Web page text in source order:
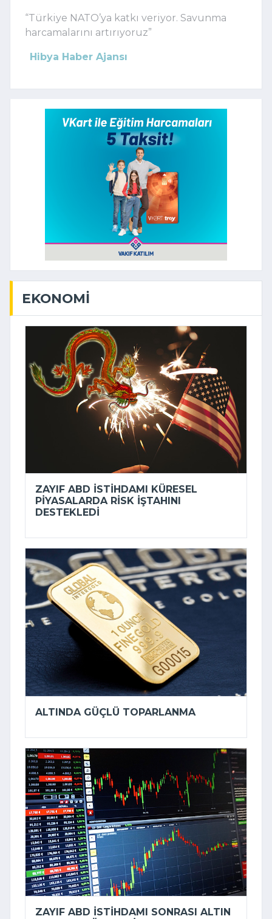
“Türkiye NATO’ya katkı veriyor. Savunma
harcamalarını artırıyoruz”
Hibya Haber Ajansı
EKONOMI
ZAYIF ABD ISTIHDAMI KÜRESEL
PIYASALARDA RISK IŞTAHINI
DESTEKLEDI
ALTINDA GÜÇLÜ TOPARLANMA
ZAYIF ABD ISTIHDAMI SONRASI ALTIN